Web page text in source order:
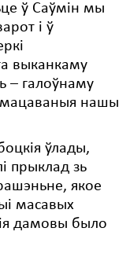
ў Саўмін мы
і ў
выканкаму
– галоўнаму
нашы
ўлады,
прыклад зь
якое
масавых
дамовы было